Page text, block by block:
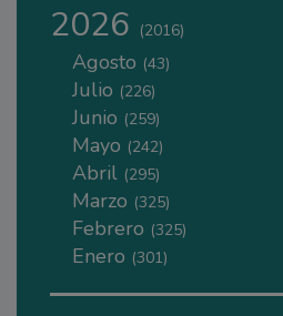
2026 (2016)
Agosto (43)
Julio (226)
Junio (259)
Mayo (242)
Abril (295)
Marzo (325)
Febrero (325)
Enero (301)